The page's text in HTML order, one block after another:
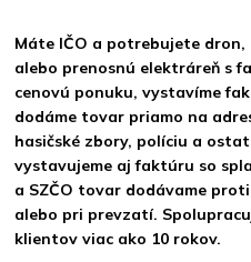
Máte IČO a potrebujete
alebo prenosnú elektráreň s
cenovú ponuku, vystavíme
dodáme tovar priamo na
hasičské zbory, políciu a
vystavujeme aj faktúru so
a SZČO tovar dodávame
alebo pri prevzatí.
klientov viac ako 10 rokov.